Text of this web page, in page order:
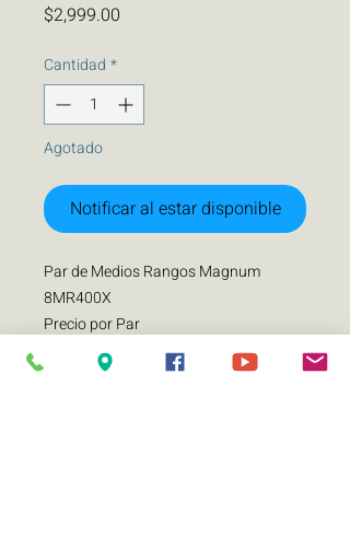
$2,999.00
Cantidad *
Agotado
Notificar al estar disponible
Par de Medios Rangos Magnum
8MR400X
Precio por Par
Especificaciones por Pieza